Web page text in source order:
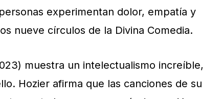
experimentan dolor, empatía y
nueve círculos de la Divina Comedia.
muestra un intelectualismo increíble,
Hozier afirma que las canciones de su